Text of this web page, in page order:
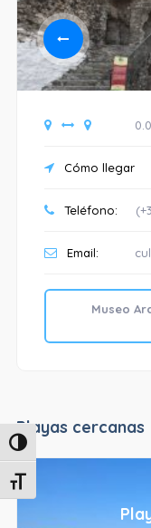
Alternar alto contraste
Alternar tamaño de
Cómo llegar
Teléfono:
Email:
Museo
Playas cercanas